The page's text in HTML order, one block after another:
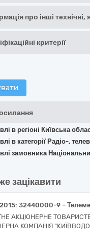
про інші технічні,
критерії
в регіоні Київська
в категорії Радіо-,
замовника
зацікавити
АКЦІОНЕРНЕ
КОМПАНІЯ